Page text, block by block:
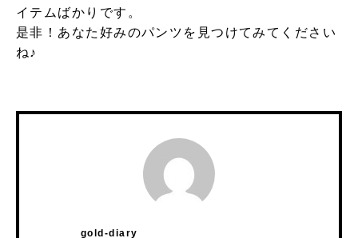
イテムばかりです。
是非！あなた好みのパンツを見つけてみてください
ね♪
gold-diary